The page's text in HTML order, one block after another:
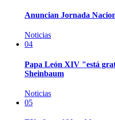
Anuncian Jornada
Noticias
04
Papa León XIV "está
Sheinbaum
Noticias
05